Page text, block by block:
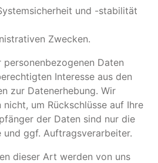
und -stabilität
Zwecken.
Daten
Interesse aus den
zur Datenerhebung. Wir
um Rückschlüsse auf Ihre
der Daten sind nur die
ggf. Auftragsverarbeiter.
dieser Art werden von uns